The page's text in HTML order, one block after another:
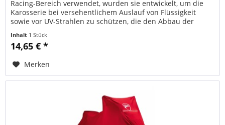
Racing-Bereich verwendet, wurden sie entwickelt, um die
Karosserie bei versehentlichem Auslauf von Flüssigkeit
sowie vor UV-Strahlen zu schützen, die den Abbau der
Inhalt 1 Stück
14,65 € *
Merken